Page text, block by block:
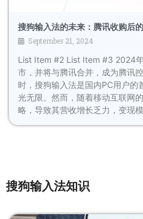
搜狗输入法的未来：腾讯收购后
September 21, 2024
List Item #2 List Item #3 2024
市，并将与腾讯合并，成为腾讯
时，搜狗输入法是国内PC用户的
光无限。然而，随着移动互联网
略，导致其营收增长乏力，变现
搜狗输入法知识